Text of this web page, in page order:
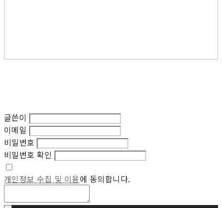
글쓴이
이메일
비밀번호
비밀번호 확인
개인정보 수집 및 이용에 동의합니다.